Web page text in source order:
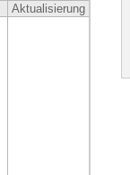
Aktualisierung